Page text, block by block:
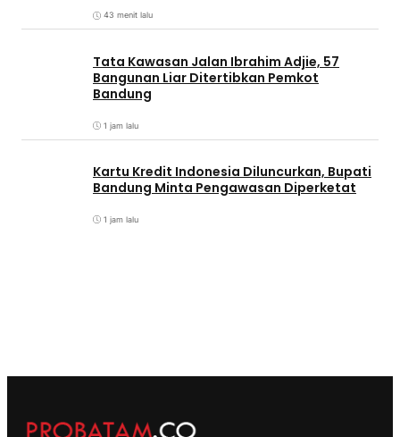
43 menit lalu
Tata Kawasan Jalan Ibrahim Adjie, 57
Bangunan Liar Ditertibkan Pemkot
Bandung
1 jam lalu
Kartu Kredit Indonesia Diluncurkan, Bupati
Bandung Minta Pengawasan Diperketat
1 jam lalu